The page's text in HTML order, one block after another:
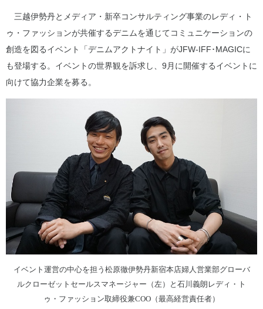
三越伊勢丹とメディア・新卒コンサルティング事業のレディ・ト
ゥ・ファッションが共催するデニムを通じてコミュニケーションの
創造を図るイベント「デニムアクトナイト」がJFW‐IFF･MAGICに
も登場する。イベントの世界観を訴求し、9月に開催するイベントに
向けて協力企業を募る。
イベント運営の中心を担う松原徹伊勢丹新宿本店婦人営業部グローバ
ルクローゼットセールスマネージャー（左）と石川義朗レディ・ト
ゥ・ファッション取締役兼COO（最高経営責任者）